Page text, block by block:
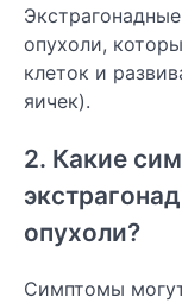
опухоли,
клеток и
яичек).
2. Какие
опухоли?
Симптомы